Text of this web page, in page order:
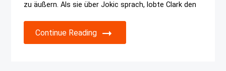
zu äußern. Als sie über Jokic sprach, lobte Clark den
Continue Reading